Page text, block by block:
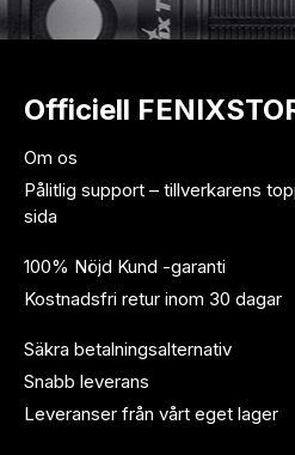
Officiell
Om os
Pålitlig support – tillverkarens
sida
100% Nöjd Kund -garanti
Kostnadsfri retur inom 30 dagar
Säkra betalningsalternativ
Snabb leverans
Leveranser från vårt eget lager